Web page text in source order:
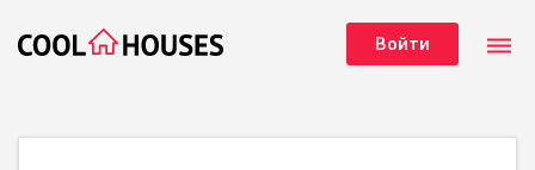
Войти dehaze